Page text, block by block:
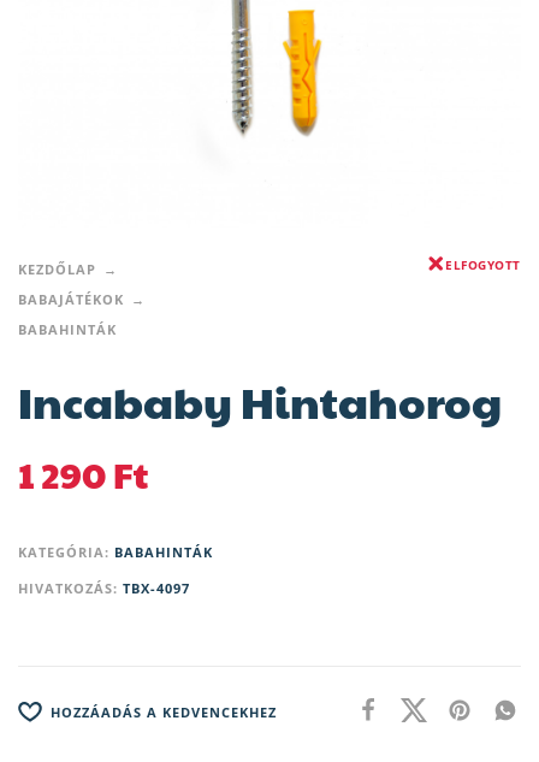
KEZDŐLAP
BABAJÁTÉKOK
BABAHINTÁK
ELFOGYOTT
Incababy Hintahorog
1 290Ft
KATEGÓRIA: BABAHINTÁK
HIVATKOZÁS: TBX-4097
HOZZÁADÁS A KEDVENCEKHEZ